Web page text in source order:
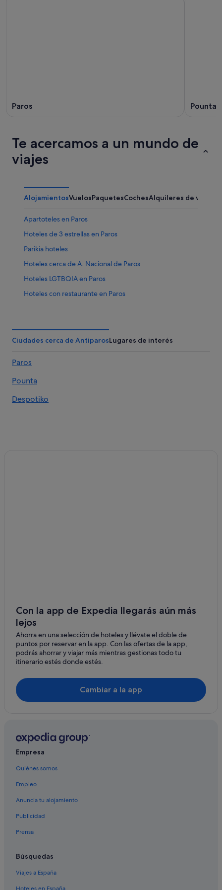
Paros Pounta
Te acercamos a un mundo de
viajes
AlojamientosVuelosPaquetesCochesAlquileres de
Apartoteles en Paros
Hoteles de 3 estrellas en Paros
Parikia hoteles
Hoteles cerca de A. Nacional de Paros
Hoteles LGTBQIA en Paros
Hoteles con restaurante en Paros
Antiparos hoteles
Hoteles de golf en Paros
Hoteles de 5 estrellas en Antiparos
Ciudades cerca de AntiparosLugares de interés
Paros
Pounta
Despotiko
Con la app de Expedia llegarás aún más
lejos
Ahorra en una selección de hoteles y llévate el doble de
puntos por reservar en la app. Con las ofertas de la app,
podrás ahorrar y viajar más mientras gestionas todo tu
itinerario estés donde estés.
Cambiar a la app
Empresa
Quiénes somos
Empleo
Anuncia tu alojamiento
Publicidad
Prensa
Búsquedas
Viajes a España
Hoteles en España